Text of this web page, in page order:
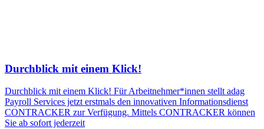
Durchblick mit einem Klick!
Durchblick mit einem Klick! Für Arbeitnehmer*innen stellt adag
Payroll Services jetzt erstmals den innovativen Informationsdienst
CONTRACKER zur Verfügung. Mittels CONTRACKER können
Sie ab sofort jederzeit